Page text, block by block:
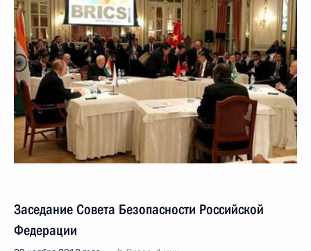
Заседание Совета Безопасности Российской
Федерации